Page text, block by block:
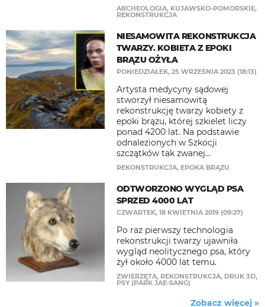
ARCHEOLOGIA, KUJAWSKO-POMORSKIE,
REKONSTRUKCJA
NIESAMOWITA REKONSTRUKCJA
TWARZY. KOBIETA Z EPOKI
BRĄZU OŻYŁA
PONIEDZIAŁEK, 25 WRZEŚNIA 2023 (18:13)
Artysta medycyny sądowej
stworzył niesamowitą
rekonstrukcję twarzy kobiety z
epoki brązu, której szkielet liczy
ponad 4200 lat. Na podstawie
odnalezionych w Szkocji
szczątków tak zwanej...
REKONSTRUKCJA, EPOKA BRĄZU
ODTWORZONO WYGLĄD PSA
SPRZED 4000 LAT
CZWARTEK, 18 KWIETNIA 2019 (09:27)
Po raz pierwszy technologia
rekonstrukcji twarzy ujawniła
wygląd neolitycznego psa, który
żył około 4000 lat temu.
ZWIERZĘTA, REKONSTRUKCJA, DRUK 3D,
PSY (PARK JAE-SANG)
Zobacz więcej »